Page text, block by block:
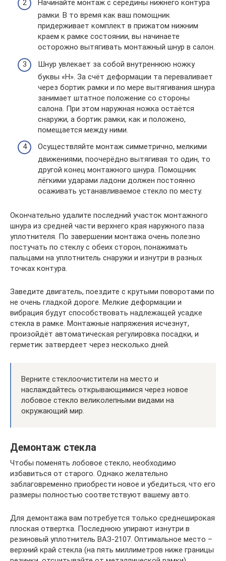
Начинайте монтаж с середины нижнего контура
рамки. В то время как ваш помощник
придерживает комплект в прижатом нижним
краем к рамке состоянии, вы начинаете
осторожно вытягивать монтажный шнур в салон.
Шнур увлекает за собой внутреннюю ножку
буквы «Н». За счёт деформации та переваливает
через бортик рамки и по мере вытягивания шнура
занимает штатное положение со стороны
салона. При этом наружная ножка остаётся
снаружи, а бортик рамки, как и положено,
помещается между ними.
Осуществляйте монтаж симметрично, мелкими
движениями, поочерёдно вытягивая то один, то
другой конец монтажного шнура. Помощник
лёгкими ударами ладони должен постоянно
осаживать устанавливаемое стекло по месту.
Окончательно удалите последний участок монтажного
шнура из средней части верхнего края наружного паза
уплотнителя. По завершении монтажа очень полезно
постучать по стеклу с обеих сторон, понажимать
пальцами на уплотнитель снаружи и изнутри в разных
точках контура.
Заведите двигатель, поездите с крутыми поворотами по
не очень гладкой дороге. Мелкие деформации и
вибрация будут способствовать надлежащей усадке
стекла в рамке. Монтажные напряжения исчезнут,
произойдёт автоматическая регулировка посадки, и
герметик затвердеет через несколько дней.
Верните стеклоочистители на место и
наслаждайтесь открывающимися через новое
лобовое стекло великолепными видами на
окружающий мир.
Демонтаж стекла
Чтобы поменять лобовое стекло, необходимо
избавиться от старого. Однако желательно
заблаговременно приобрести новое и убедиться, что его
размеры полностью соответствуют вашему авто.
Для демонтажа вам потребуется только среднеширокая
плоская отвертка. Последнюю упирают изнутри в
резиновый уплотнитель ВАЗ-2107. Оптимальное место –
верхний край стекла (на пять миллиметров ниже границы